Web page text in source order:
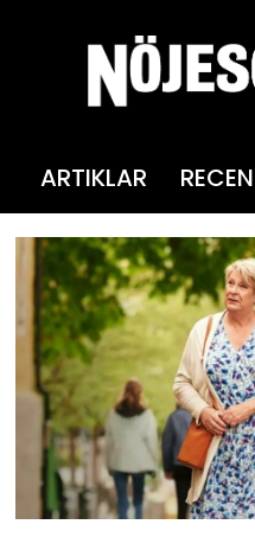
ARTIKLAR